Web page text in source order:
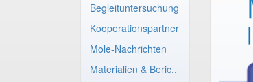
Begleituntersuchung
Kooperationspartner
Mole-Nachrichten
Materialien & Beric..